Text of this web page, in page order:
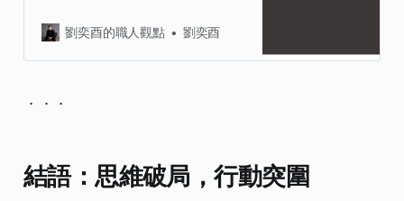
現更優質的產品行銷。 你了解產品行
銷嗎？產品行銷又為何重要？
講時間用來工作。看似合理、更正面
導權拱手讓出。 做不好時間管理的盲
間，將時程塞滿滿的就是懂得時間管
劃展開行動，也能從容應付突發情
況；簡單來說就是能在「預期效益」
劉奕酉的職人觀點 劉奕酉
．．．
結語：思維破局，行動突圍